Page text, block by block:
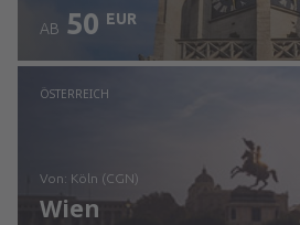
Prüfe die Einzelheiten
AB 50 EUR
ÖSTERREICH
von: Köln (CGN)
Wien